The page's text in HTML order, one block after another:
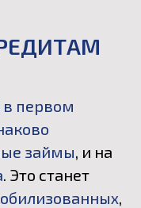
первом
займы, и на
. Это станет
,